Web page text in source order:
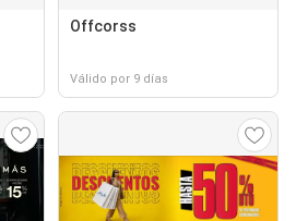
Offcorss
Válido por 9 días